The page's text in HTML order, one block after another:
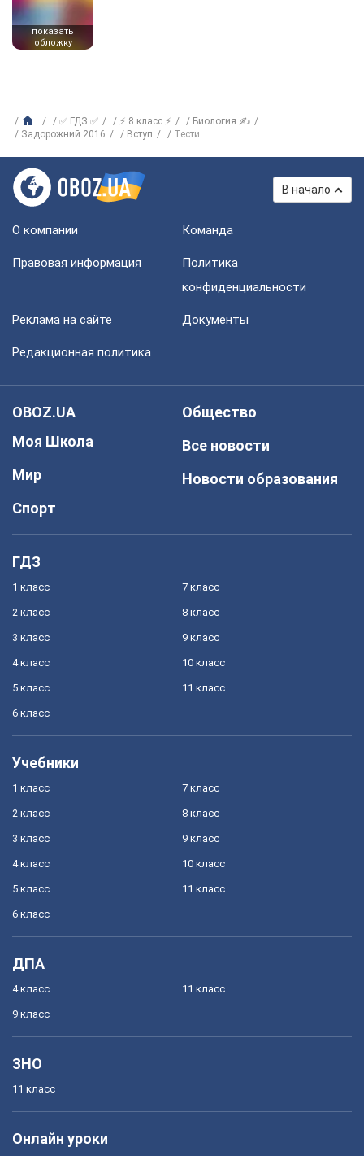
показать
обложку
✅ ГДЗ ✅ ⚡ 8 класс ⚡
Биология ✍
Задорожний 2016
Вступ Тести
В начало
О компании Команда
Правовая информация
Политика
конфиденциальности
Реклама на сайте Документы
Редакционная политика
OBOZ.UA
Моя Школа
Мир
Спорт
Общество
Все новости
Новости образования
ГДЗ
1 класс
2 класс
3 класс
4 класс
5 класс
6 класс
7 класс
8 класс
9 класс
10 класс
11 класс
Учебники
1 класс
2 класс
3 класс
4 класс
5 класс
6 класс
7 класс
8 класс
9 класс
10 класс
11 класс
ДПА
4 класс
9 класс
11 класс
ЗНО
11 класс
Онлайн уроки